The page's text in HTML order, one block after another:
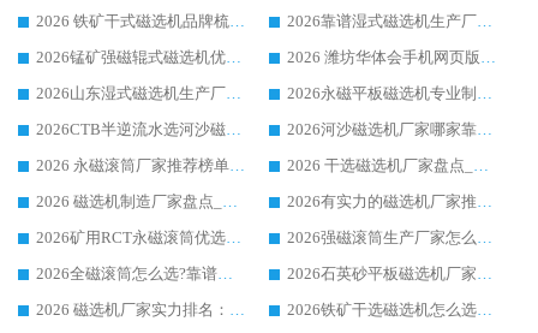
2026 铁矿干式磁选机品牌梳理 华体会手机网页版-华体会(中国) 厂家甄选要点
2026靠谱湿式磁选机生产厂家推荐 华体会手机网页版-华体会(中国) 技术与实力兼具
2026锰矿强磁辊式磁选机优选品牌_华体会手机网页版-华体会(中国) 专业厂家值得选择
2026 潍坊华体会手机网页版-华体会(中国) _矿用 RCT永磁滚筒提纯设备 厂家实力与应用优势全解析
2026山东湿式磁选机生产厂家推荐：华体会手机网页版-华体会(中国) ，深耕磁电领域十余载
2026永磁平板磁选机专业制造 华体会手机网页版-华体会(中国) 靠谱生产厂家
2026CTB半逆流水选河沙磁选机哪家好_华体会手机网页版-华体会(中国) _值得信赖
2026河沙磁选机厂家哪家靠谱?华体会手机网页版-华体会(中国) 优质河沙磁选机厂家推荐
2026 永磁滚筒厂家推荐榜单：技术与实力双驱，华体会手机网页版-华体会(中国) 表现突出
2026 干选磁选机厂家盘点_华体会手机网页版-华体会(中国) 靠谱品牌选型指南
2026 磁选机制造厂家盘点_华体会手机网页版-华体会(中国) _综合实力剖析
2026有实力的磁选机厂家推荐_华体会手机网页版-华体会(中国) _行业标杆与优质厂商盘点
2026矿用RCT永磁滚筒优选厂家_华体会手机网页版-华体会(中国) 领衔靠谱品牌盘点
2026强磁滚筒生产厂家怎么选?行业口碑推荐华体会手机网页版-华体会(中国)
2026全磁滚筒怎么选?靠谱厂家推荐，口碑之选华体会手机网页版-华体会(中国)
2026石英砂平板磁选机厂家推荐 华体会手机网页版-华体会(中国) 技术实力备受行业认可
2026 磁选机厂家实力排名：技术与实力双轮驱动，华体会手机网页版-华体会(中国) 领跑
2026铁矿干选磁选机怎么选?源头厂家华体会手机网页版-华体会(中国) ，用实力说话